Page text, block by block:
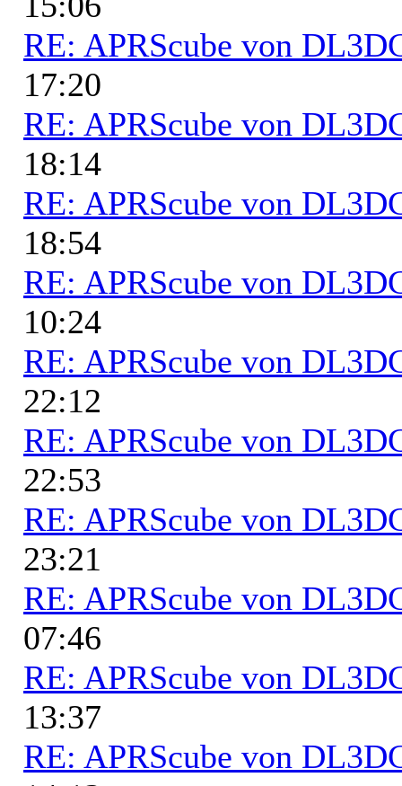
RE: APRScube von
17:20
RE: APRScube von
18:14
RE: APRScube von
18:54
RE: APRScube von
10:24
RE: APRScube von
22:12
RE: APRScube von
22:53
RE: APRScube von
23:21
RE: APRScube von
07:46
RE: APRScube von
13:37
RE: APRScube von